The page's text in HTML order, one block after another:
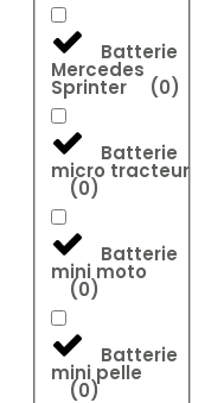
Batterie
Mercedes
Sprinter (0)
Batterie
micro tracteur
(0)
Batterie
mini moto
(0)
Batterie
mini pelle
(0)